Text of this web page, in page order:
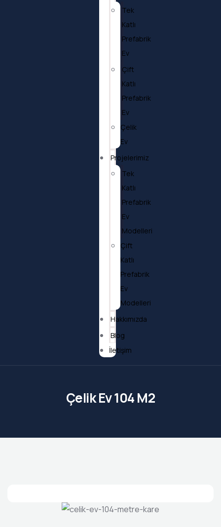
Tek
Katlı
Prefabrik
Ev
Çift
Katlı
Prefabrik
Ev
Çelik
Ev
Projelerimiz
Tek
Katlı
Prefabrik
Ev
Modelleri
Çift
Katlı
Prefabrik
Ev
Modelleri
Hakkımızda
Blog
İletişim
Çelik Ev 104 M2